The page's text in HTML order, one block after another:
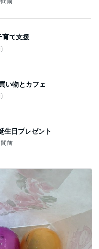
育て支援
い物とカフェ
生日プレゼント
前